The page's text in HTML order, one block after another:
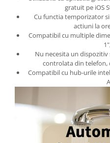
gratuit pe iOS
Cu functia temporizator
actiuni la
Compatibil cu multiple
Nu necesita un
controlata din telefon,
Compatibil cu hub-urile